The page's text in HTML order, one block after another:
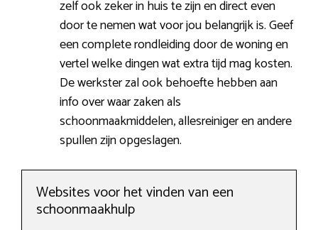
zelf ook zeker in huis te zijn en direct even
door te nemen wat voor jou belangrijk is. Geef
een complete rondleiding door de woning en
vertel welke dingen wat extra tijd mag kosten.
De werkster zal ook behoefte hebben aan
info over waar zaken als
schoonmaakmiddelen, allesreiniger en andere
spullen zijn opgeslagen.
Websites voor het vinden van een
schoonmaakhulp